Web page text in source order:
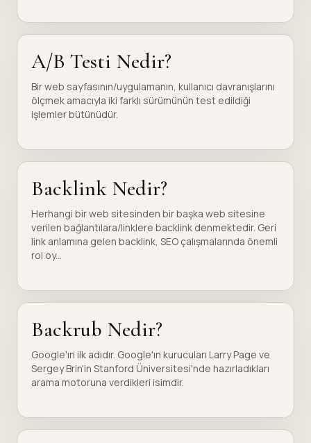
A/B Testi Nedir?
Bir web sayfasının/uygulamanın, kullanıcı davranışlarını
ölçmek amacıyla iki farklı sürümünün test edildiği
işlemler bütünüdür.
Backlink Nedir?
Herhangi bir web sitesinden bir başka web sitesine
verilen bağlantılara/linklere backlink denmektedir. Geri
link anlamına gelen backlink, SEO çalışmalarında önemli
rol oy...
Backrub Nedir?
Google'ın ilk adıdır. Google'ın kurucuları Larry Page ve
Sergey Brin'in Stanford Üniversitesi'nde hazırladıkları
arama motoruna verdikleri isimdir.